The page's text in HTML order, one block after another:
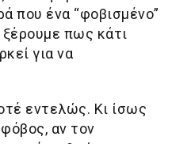
που ένα “φοβισμένο”
ξέρουμε πως κάτι
για να
εντελώς. Κι ίσως
φόβος, αν τον